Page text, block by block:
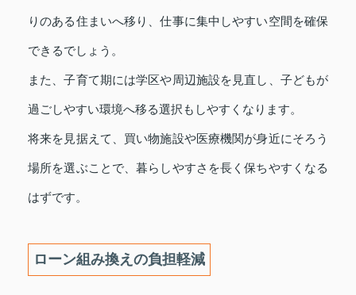
りのある住まいへ移り、仕事に集中しやすい空間を確保
できるでしょう。
また、子育て期には学区や周辺施設を見直し、子どもが
過ごしやすい環境へ移る選択もしやすくなります。
将来を見据えて、買い物施設や医療機関が身近にそろう
場所を選ぶことで、暮らしやすさを長く保ちやすくなる
はずです。
ローン組み換えの負担軽減